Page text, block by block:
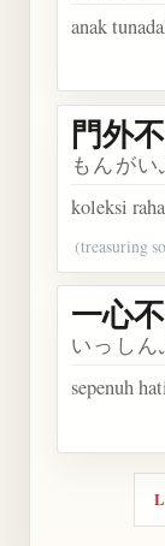
anak
門外
もんが
koleksi
(treasuring
一心
いっしん
sepenuh